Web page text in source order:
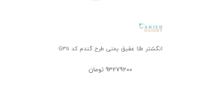
انگشتر عقیق زنانه طلا طرح لیانا کد G307
87731200 تومان